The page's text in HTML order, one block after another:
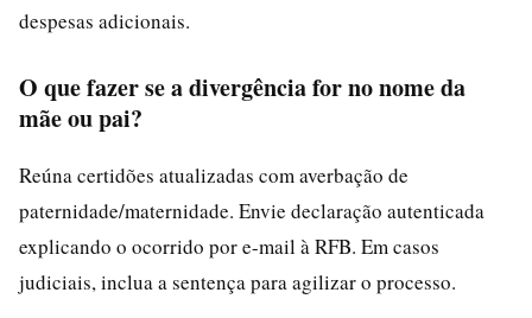
despesas adicionais.
O que fazer se a divergência for no nome da
mãe ou pai?
Reúna certidões atualizadas com averbação de
paternidade/maternidade. Envie declaração autenticada
explicando o ocorrido por e-mail à RFB. Em casos
judiciais, inclua a sentença para agilizar o processo.